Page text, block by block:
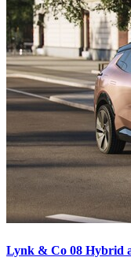
Lynk & Co 08 Hybrid